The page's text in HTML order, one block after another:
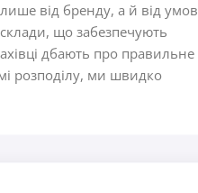
від бренду, а й від умов
що забезпечують
дбають про правильне
розподілу, ми швидко